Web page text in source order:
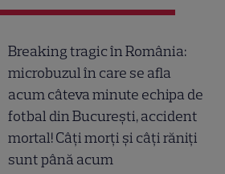
Breaking tragic în România:
microbuzul în care se afla
acum câteva minute echipa de
fotbal din București, accident
mortal! Câți morți și câți răniți
sunt până acum